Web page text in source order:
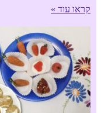
קראו עוד »